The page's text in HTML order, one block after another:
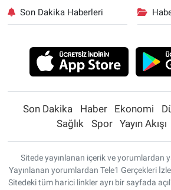
Son Dakika Haberleri
Son Dakika Haber Ekonomi
Sağlık
Spor Yayın Akışı
Sitede yayınlanan içerik ve yorumlardan
Yayınlanan yorumlardan Tele1 Gerçekleri
Sitedeki tüm harici linkler ayrı bir sayfada